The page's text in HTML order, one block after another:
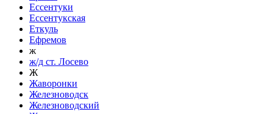
Ессентуки
Ессентукская
Еткуль
Ефремов
ж
ж/д ст. Лосево
Ж
Жаворонки
Железноводск
Железноводский